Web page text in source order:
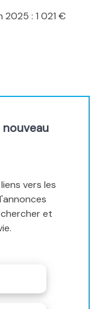
2025 : 1 021 €
vers les
et